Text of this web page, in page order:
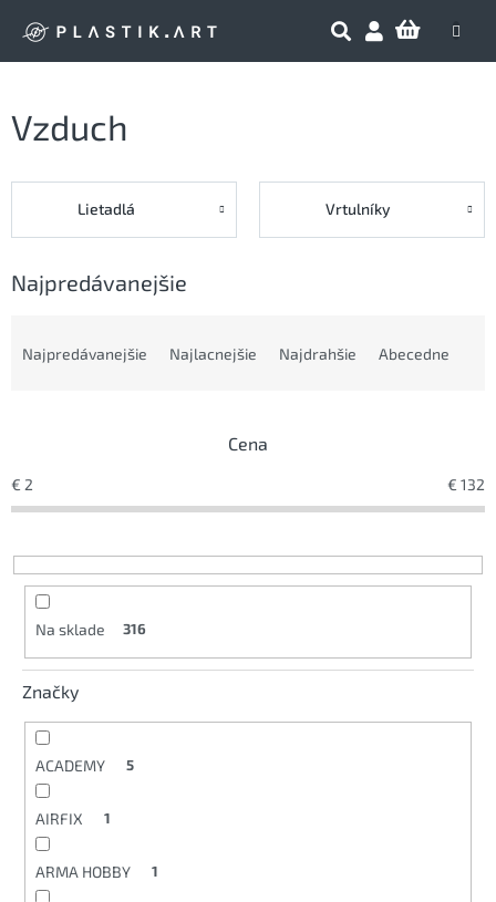
Vzduch
Lietadlá Vrtulníky
Najpredávanejšie
e
p
r
d
Najpredávanejšie Najlacnejšie Najdrahšie Abecedne
Cena
€ 2 € 132
Na sklade 316
Značky
ACADEMY 5
AIRFIX 1
ARMA HOBBY 1